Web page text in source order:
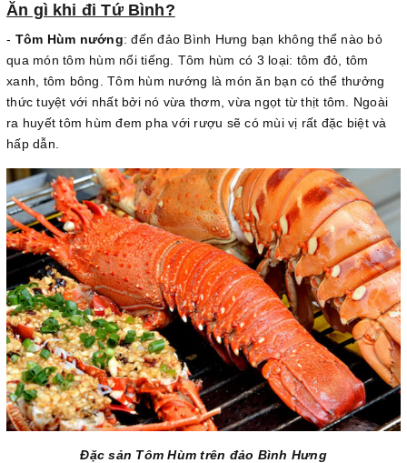
Ăn gì khi đi Tứ Bình?
- Tôm Hùm nướng: đến đảo Bình Hưng bạn không thể nào bỏ
qua món tôm hùm nổi tiếng. Tôm hùm có 3 loại: tôm đỏ, tôm
xanh, tôm bông. Tôm hùm nướng là món ăn bạn có thể thưởng
thức tuyệt với nhất bởi nó vừa thơm, vừa ngọt từ thịt tôm. Ngoài
ra huyết tôm hùm đem pha với rượu sẽ có mùi vị rất đặc biệt và
hấp dẫn.
Đặc sản Tôm Hùm trên đảo Bình Hưng